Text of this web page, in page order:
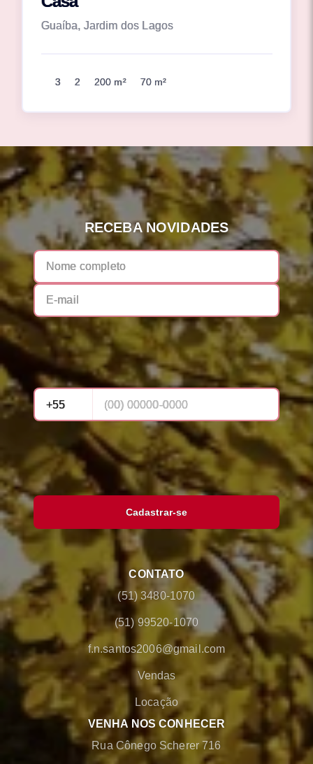
Guaíba, Jardim dos Lagos
3 2 200 m² 70 m²
RECEBA NOVIDADES
Cadastrar-se
CONTATO
(51) 3480-1070
(51) 99520-1070
f.n.santos2006@gmail.com
Vendas
Locação
VENHA NOS CONHECER
Rua Cônego Scherer 716